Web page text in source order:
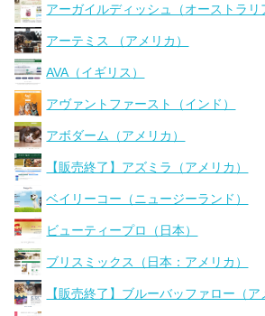
アーガイルディッシュ（オーストラリ
アーテミス （アメリカ）
AVA（イギリス）
アヴァントファースト（インド）
アボダーム（アメリカ）
【販売終了】アズミラ（アメリカ）
ベイリーコー（ニュージーランド）
ビューティープロ（日本）
ブリスミックス（日本：アメリカ）
【販売終了】ブルーバッファロー（ア